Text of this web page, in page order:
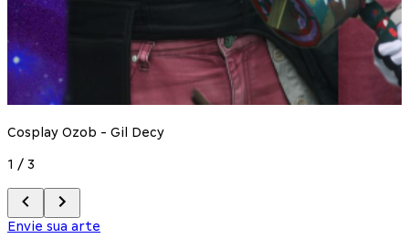
Cosplay Ozob - Gil Decy
1 / 3
Envie sua arte